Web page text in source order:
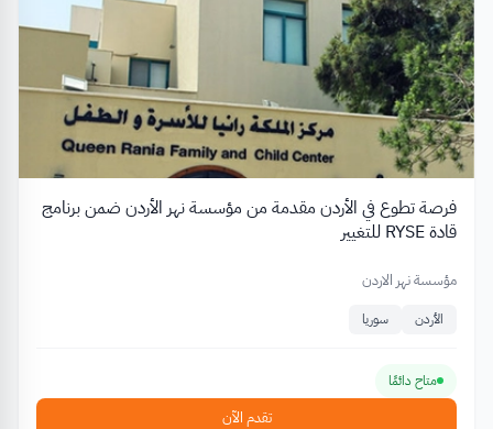
فرصة تطوع في الأردن مقدمة من مؤسسة نهر الأردن ضمن برنامج
قادة RYSE للتغيير
مؤسسة نهر الاردن
الأردن سوريا
متاح دائمًا
تقدم الآن